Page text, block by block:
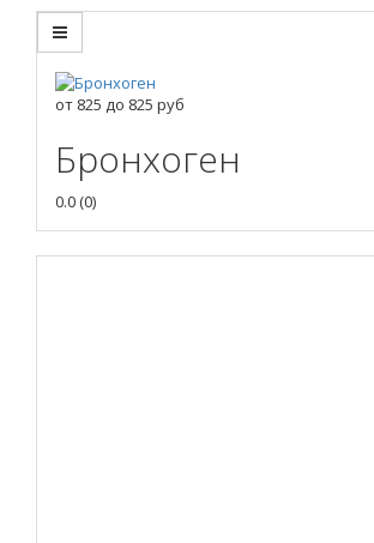
от 825 до 825 руб
Бронхоген
0.0(0)